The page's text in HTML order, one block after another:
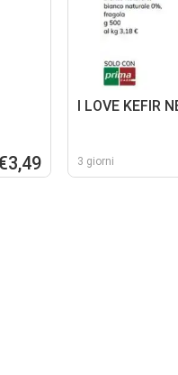
I LOVE KEFIR
3 giorni